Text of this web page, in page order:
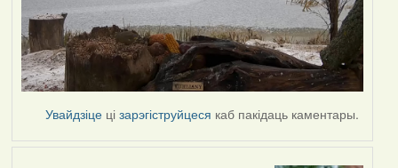
Увайдзіце цізарэгіструйцеся каб пакідаць каментары.